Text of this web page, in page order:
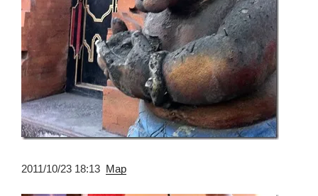
2011/10/23 18:13 Map